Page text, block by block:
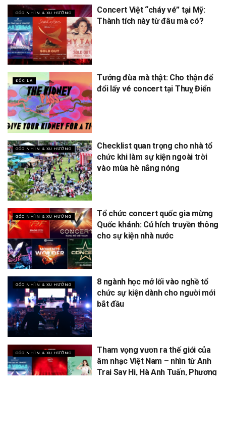
GÓC NHÌN & XU HƯỚNG
Concert Việt “cháy vé” tại Mỹ:
Thành tích này từ đâu mà có?
ĐỘC LẠ
Tưởng đùa mà thật: Cho thận để
đổi lấy vé concert tại Thuỵ Điển
GÓC NHÌN & XU HƯỚNG
Checklist quan trọng cho nhà tổ
chức khi làm sự kiện ngoài trời
vào mùa hè nắng nóng
GÓC NHÌN & XU HƯỚNG
Tổ chức concert quốc gia mừng
Quốc khánh: Cú hích truyền thông
cho sự kiện nhà nước
GÓC NHÌN & XU HƯỚNG
8 ngành học mở lối vào nghề tổ
chức sự kiện dành cho người mới
bắt đầu
GÓC NHÌN & XU HƯỚNG
Tham vọng vươn ra thế giới của
âm nhạc Việt Nam – nhìn từ Anh
Trai Say Hi, Hà Anh Tuấn, Phương